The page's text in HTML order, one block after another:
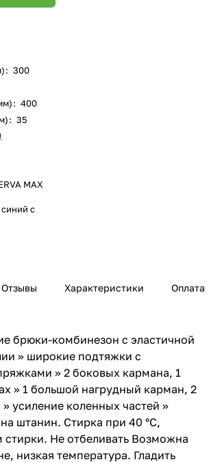
: 300
: 400
: 35
MAX
с
Отзывы Характеристики Оплата
брюки-комбинезон с эластичной
» широкие подтяжки с
» 2 боковых кармана, 1
» 1 большой нагрудный карман, 2
усиление коленных частей »
штанин. Стирка при 40 °C,
Не отбеливать Возможна
низкая температура. Гладить